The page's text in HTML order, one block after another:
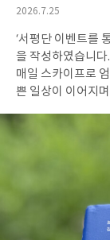
작
일
2026.7.25
‘서평단 이벤트를
을 작성하였습니다.‘ 유학을 위해 브라질에서 미국으로 떠나온
매일 스카이프로
쁜 일상이 이어지
만, 엄마는 그 소
않을까 끊임없이
트북을 꺼낸 뒤,
마이자 내 친구,
이루기 위해 집을
을 지켜봐 주는 엄
세상을 찾아 나선 딸